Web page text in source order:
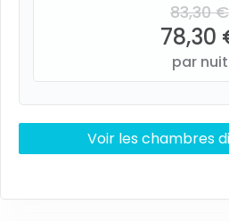
83,30 €
78,30
par nuit
Voir les chambres